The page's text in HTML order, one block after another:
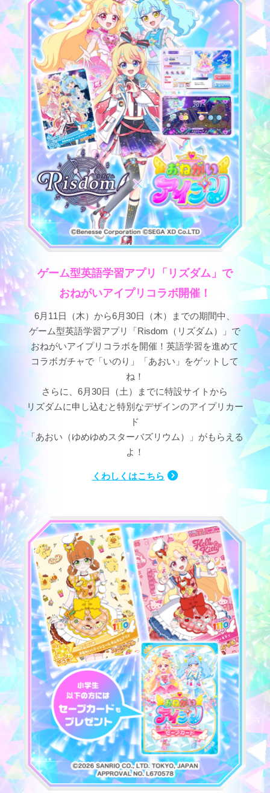
ゲーム型英語学習アプリ「リズダム」で
おねがいアイプリコラボ開催！
6月11日（木）から6月30日（木）までの期間中、
ゲーム型英語学習アプリ「Risdom（リズダム）」で
おねがいアイプリコラボを開催！英語学習を進めて
コラボガチャで「いのり」「あおい」をゲットして
ね！
さらに、6月30日（土）までに特設サイトから
リズダムに申し込むと特別なデザインのアイプリカー
ド
「あおい（ゆめゆめスターバズリウム）」がもらえる
よ！
くわしくはこちら